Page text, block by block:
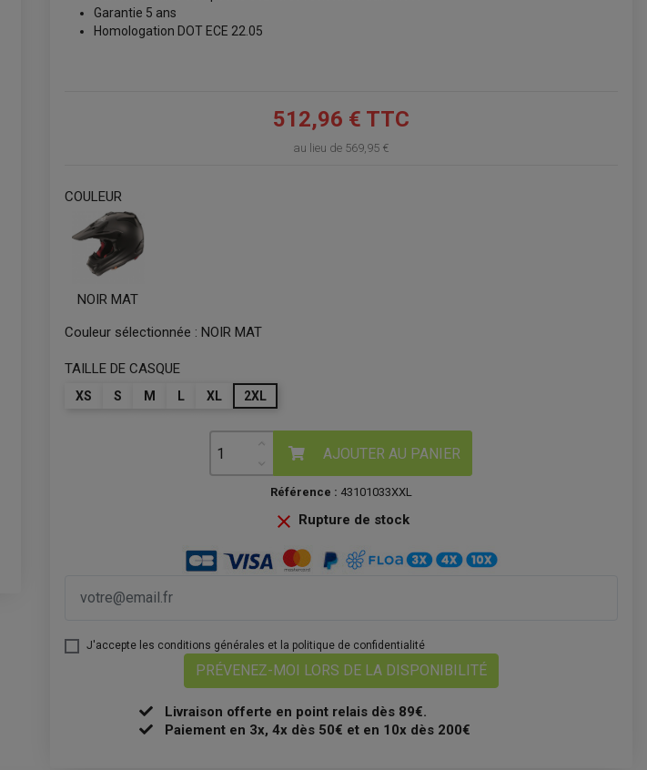
Garantie 5 ans
Homologation DOT ECE 22.05
512,96 € TTC
au lieu de 569,95 €
COULEUR
NOIR MAT
Couleur sélectionnée : NOIR MAT
TAILLE DE CASQUE
XS S M L XL 2XL
AJOUTER AU PANIER
Référence : 43101033XXL
 Rupture de stock
J'accepte les conditions générales et la politique de confidentialité
PRÉVENEZ-MOI LORS DE LA DISPONIBILITÉ
Livraison offerte en point relais dès 89€.
Paiement en 3x, 4x dès 50€ et en 10x dès 200€